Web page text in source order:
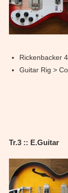
Rickenbacker
Guitar Rig >
Tr.3 :: E.Guitar